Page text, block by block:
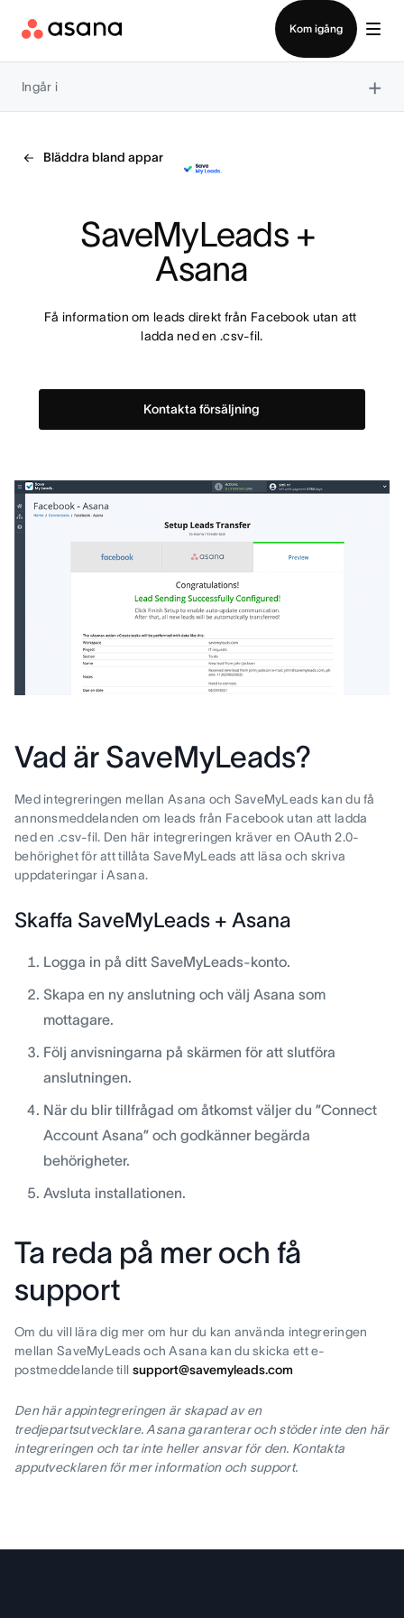
Kom igång
Ingår i ×
Bläddra bland appar
SaveMyLeads +
Asana
Få information om leads direkt från Facebook utan att
ladda ned en .csv-fil.
Kontakta försäljning
Vad är SaveMyLeads?
Med integreringen mellan Asana och SaveMyLeads kan du få
annonsmeddelanden om leads från Facebook utan att ladda
ned en .csv-fil. Den här integreringen kräver en OAuth 2.0-
behörighet för att tillåta SaveMyLeads att läsa och skriva
uppdateringar i Asana.
Skaffa SaveMyLeads + Asana
Logga in på ditt SaveMyLeads-konto.
Skapa en ny anslutning och välj Asana som
mottagare.
Följ anvisningarna på skärmen för att slutföra
anslutningen.
När du blir tillfrågad om åtkomst väljer du ”Connect
Account Asana” och godkänner begärda
behörigheter.
Avsluta installationen.
Ta reda på mer och få
support
Om du vill lära dig mer om hur du kan använda integreringen
mellan SaveMyLeads och Asana kan du skicka ett e-
postmeddelande till support@savemyleads.com
Den här appintegreringen är skapad av en
tredjepartsutvecklare. Asana garanterar och stöder inte den här
integreringen och tar inte heller ansvar för den. Kontakta
apputvecklaren för mer information och support.